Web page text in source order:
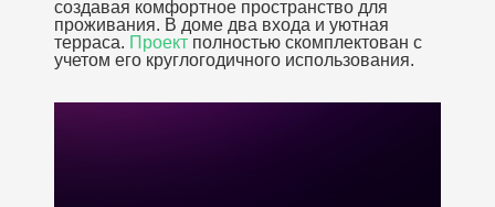
создавая комфортное пространство для
проживания. В доме два входа и уютная
терраса. Проект полностью скомплектован с
учетом его круглогодичного использования.